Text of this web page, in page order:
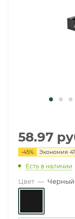
58.97
-45% Экономия
Есть в наличии
Цвет — Черный